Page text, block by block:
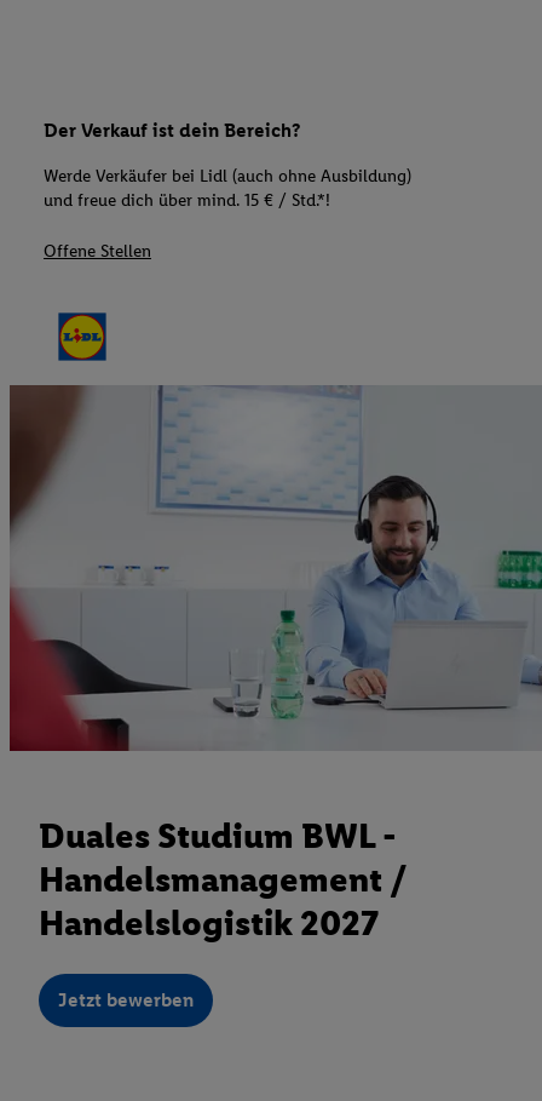
Der Verkauf ist dein Bereich?
Werde Verkäufer bei Lidl (auch ohne Ausbildung)
und freue dich über mind. 15 € / Std.*!
Offene Stellen
Duales Studium BWL -
Handelsmanagement /
Handelslogistik 2027
Jetzt bewerben